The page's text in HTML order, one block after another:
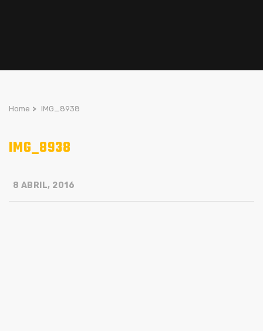
Home > IMG_8938
IMG_8938
8 ABRIL, 2016